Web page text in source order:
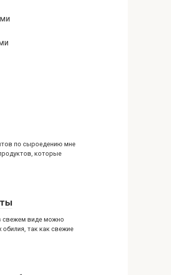
по сыроедению мне
которые
свежем виде можно
обилия, так как свежие